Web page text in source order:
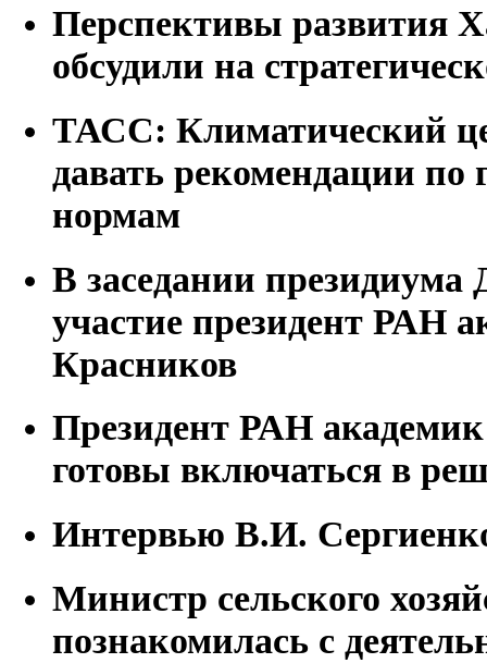
Перспективы развития
обсудили на
ТАСС: Климатический
давать рекомендации по
нормам
В заседании
участие президент РАН
Красников
Президент РАН
готовы включаться в
Интервью В.И.
Министр сельского
познакомилась с